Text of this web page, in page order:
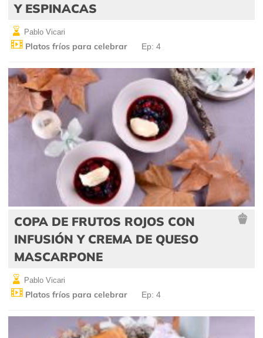
Y ESPINACAS
Pablo Vicari
Platos fríos para celebrar Ep: 4
COPA DE FRUTOS ROJOS CON
INFUSIÓN Y CREMA DE QUESO
MASCARPONE
Pablo Vicari
Platos fríos para celebrar Ep: 4